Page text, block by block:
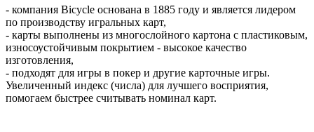
- компания Bicycle основана в 1885 году и является лидером
по производству игральных карт,
- карты выполнены из многослойного картона с пластиковым,
износоустойчивым покрытием - высокое качество
изготовления,
- подходят для игры в покер и другие карточные игры.
Увеличенный индекс (числа) для лучшего восприятия,
помогаем быстрее считывать номинал карт.